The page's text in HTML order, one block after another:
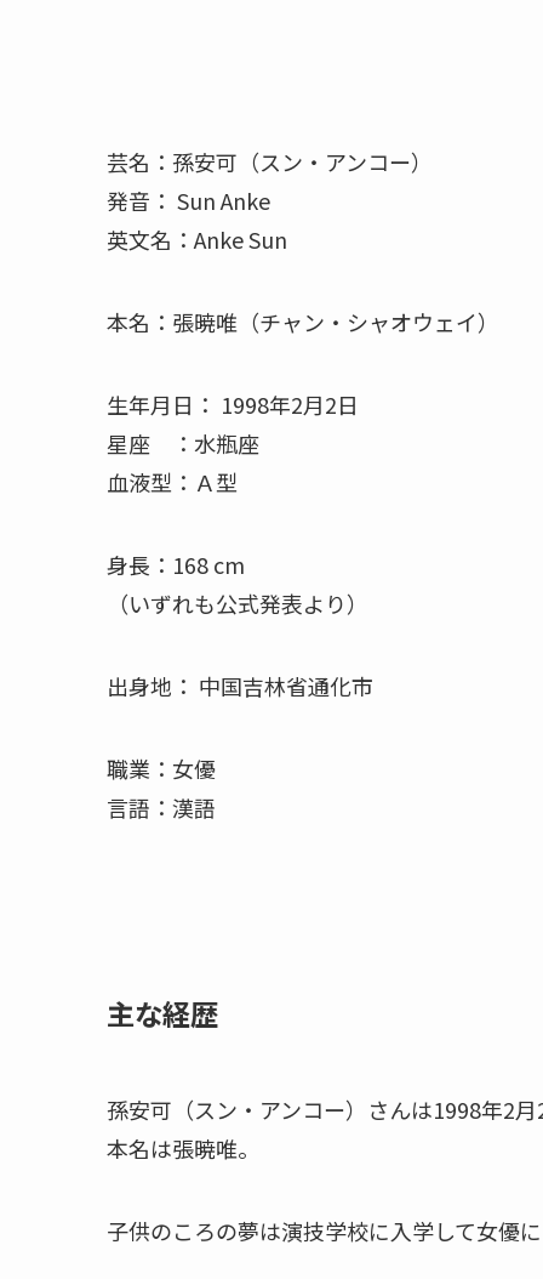
芸名：孫安可（スン・アンコー）
発音： Sun Anke
英文名：Anke Sun
本名：張暁唯（チャン・シャオウェイ）
生年月日： 1998年2月2日
星座 ：水瓶座
血液型：Ａ型
身長：168 cm
（いずれも公式発表より）
出身地： 中国吉林省通化市
職業：女優
言語：漢語
主な経歴
孫安可（スン・アンコー）さんは1998年2
本名は張暁唯。
子供のころの夢は演技学校に入学して女優